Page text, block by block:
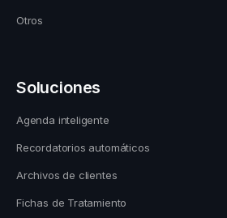
Otros
Soluciones
Agenda inteligente
Recordatorios automáticos
Archivos de clientes
Fichas de Tratamiento